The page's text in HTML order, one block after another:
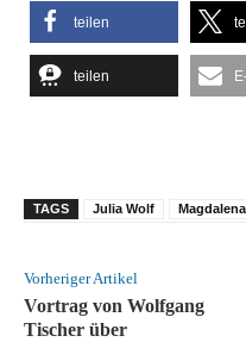
teilen
teilen
TAGS Julia Wolf
Vorheriger Artikel
Vortrag von Wolfgang
Tischer über